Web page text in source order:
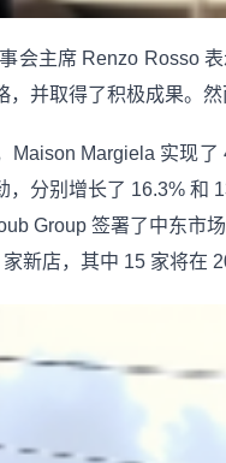
会主席 Renzo Rosso
，并取得了积极成果。
Maison Margiela 实现
，分别增长了 16.3% 和
Group 签署了中东市
新店，其中 15 家将在